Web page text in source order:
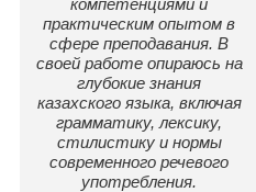
компетенциями и
практическим опытом в
сфере преподавания. В
своей работе опираюсь на
глубокие знания
казахского языка, включая
грамматику, лексику,
стилистику и нормы
современного речевого
употребления.